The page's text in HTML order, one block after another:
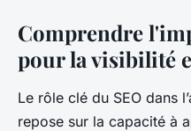
Guide
Trafic grâce
Florian• 19 août 2025 •12
Comprendre
pour la visibilité
Le rôle clé du SEO dans
repose sur la capacité à